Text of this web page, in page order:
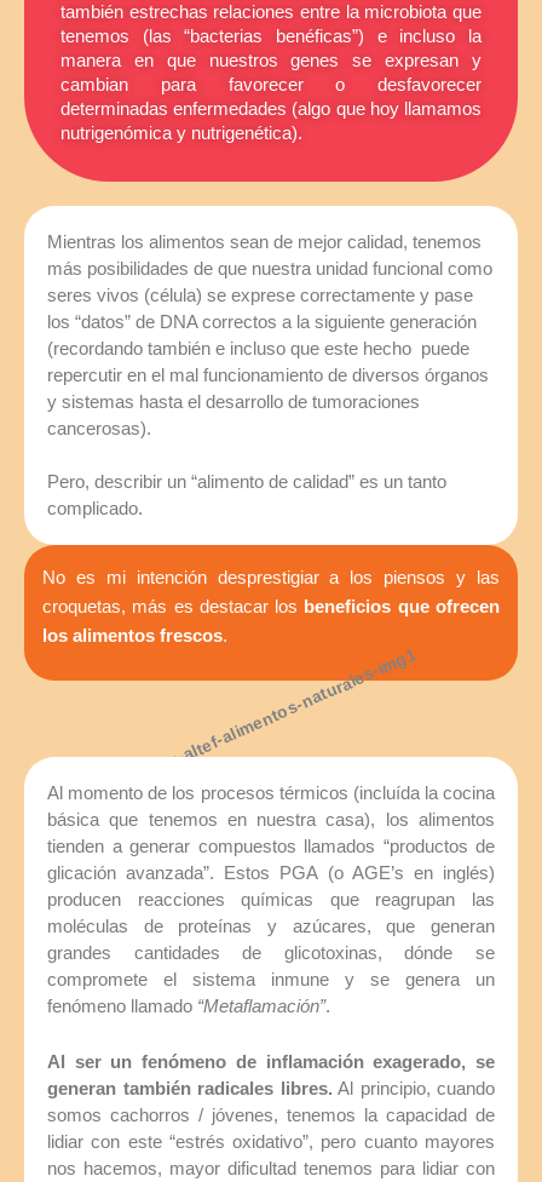
también estrechas relaciones entre la microbiota que
tenemos (las “bacterias benéficas”) e incluso la
manera en que nuestros genes se expresan y
cambian para favorecer o desfavorecer
determinadas enfermedades (algo que hoy llamamos
nutrigenómica y nutrigenética).
Mientras los alimentos sean de mejor calidad, tenemos
más posibilidades de que nuestra unidad funcional como
seres vivos (célula) se exprese correctamente y pase
los “datos” de DNA correctos a la siguiente generación
(recordando también e incluso que este hecho puede
repercutir en el mal funcionamiento de diversos órganos
y sistemas hasta el desarrollo de tumoraciones
cancerosas).
Pero, describir un “alimento de calidad” es un tanto
complicado.
No es mi intención desprestigiar a los piensos y las
croquetas, más es destacar los beneficios que ofrecen
los alimentos frescos.
Al momento de los procesos térmicos (incluída la cocina
básica que tenemos en nuestra casa), los alimentos
tienden a generar compuestos llamados “productos de
glicación avanzada”. Estos PGA (o AGE’s en inglés)
producen reacciones químicas que reagrupan las
moléculas de proteínas y azúcares, que generan
grandes cantidades de glicotoxinas, dónde se
compromete el sistema inmune y se genera un
fenómeno llamado “Metaflamación”.
Al ser un fenómeno de inflamación exagerado, se
generan también radicales libres. Al principio, cuando
somos cachorros / jóvenes, tenemos la capacidad de
lidiar con este “estrés oxidativo”, pero cuanto mayores
nos hacemos, mayor dificultad tenemos para lidiar con